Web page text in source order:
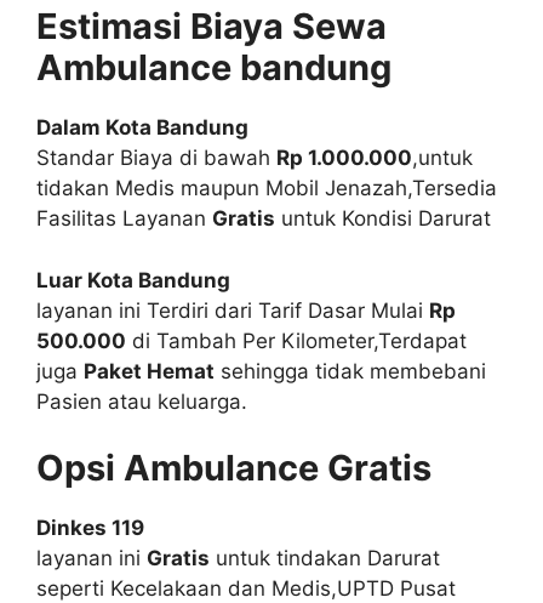
Estimasi Biaya Sewa
Ambulance bandung
Dalam Kota Bandung
Standar Biaya di bawah Rp 1.000.000,untuk
tidakan Medis maupun Mobil Jenazah,Tersedia
Fasilitas Layanan Gratis untuk Kondisi Darurat
Luar Kota Bandung
layanan ini Terdiri dari Tarif Dasar Mulai Rp
500.000 di Tambah Per Kilometer,Terdapat
juga Paket Hemat sehingga tidak membebani
Pasien atau keluarga.
Opsi Ambulance Gratis
Dinkes 119
layanan ini Gratis untuk tindakan Darurat
seperti Kecelakaan dan Medis,UPTD Pusat